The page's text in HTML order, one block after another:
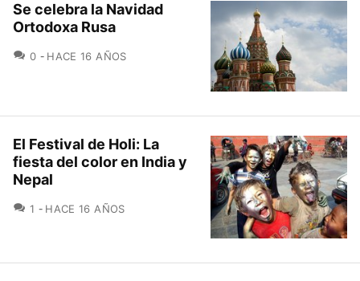
Se celebra la Navidad
Ortodoxa Rusa
0 COMENTARIOS
HACE 16 AÑOS
El Festival de Holi: La
fiesta del color en India y
Nepal
1 COMENTARIOS
HACE 16 AÑOS